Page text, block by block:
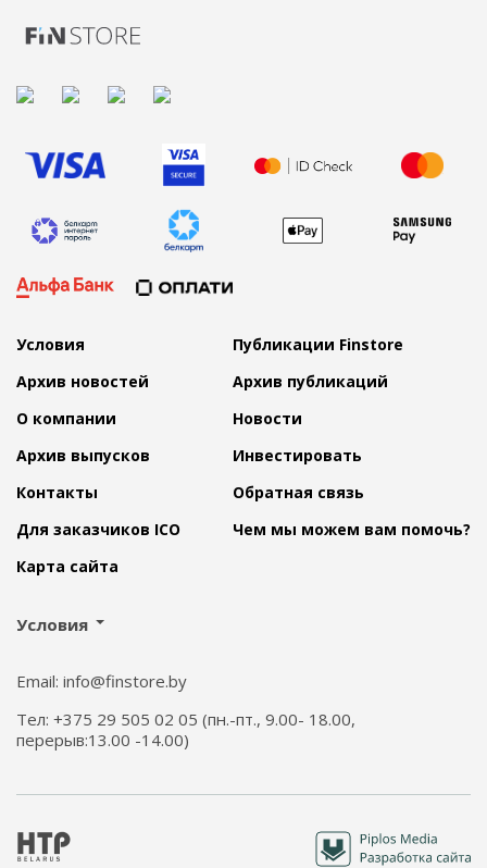
Условия
Публикации Finstore
Архив новостей
Архив публикаций
О компании
Новости
Архив выпусков
Инвестировать
Контакты
Обратная связь
Для заказчиков ICO
Чем мы можем вам помочь?
Карта сайта
Условия
Email: info@finstore.by
Тел: +375 29 505 02 05 (пн.-пт., 9.00- 18.00,
перерыв:13.00 -14.00)